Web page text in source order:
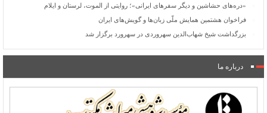
«دره‌های حشاشین و دیگر سفرهای ایرانی»؛ روایتی از الموت، لرستان و ایلام
فراخوان هشتمین همایش ملّی زبان‌ها و گویش‌های ایران
بزرگداشت شیخ شهاب‌الدین سهروردی در سهرورد برگزار شد
درباره ما